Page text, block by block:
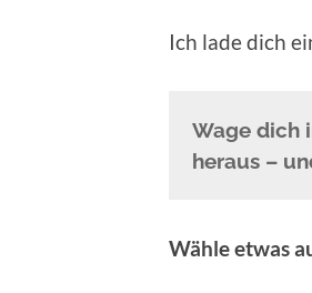
Ich lade dich
Wage dich
heraus –
Wähle etwas